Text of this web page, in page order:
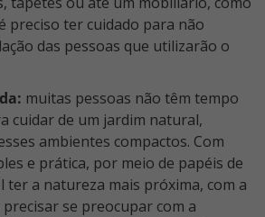
preciso ter cuidado para não
das pessoas que utilizarão o
muitas pessoas não têm tempo
cuidar de um jardim natural,
ambientes compactos. Com
e prática, por meio de papéis de
ter a natureza mais próxima, com a
se preocupar com a